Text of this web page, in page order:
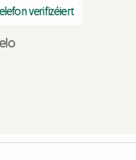
verifizéiert